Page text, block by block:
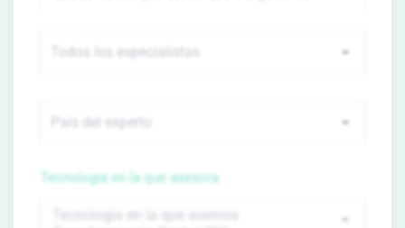
Tecnología en la que asesora